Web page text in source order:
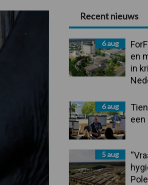
Primaire
Sidebar
Recent nieuws
6 aug
en
in
6 aug
een
5 aug